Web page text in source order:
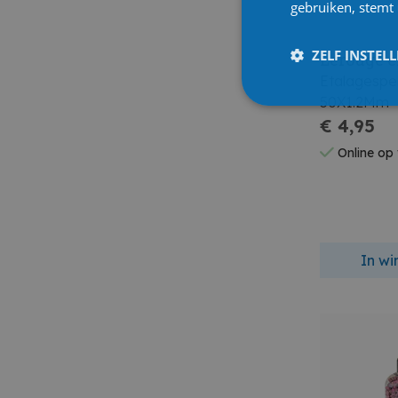
Lerouge
50X1.2Mm
€ 4,95
Online
In
gebruiken,
ZELF